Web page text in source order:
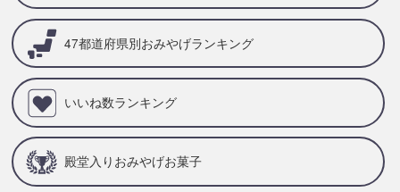
47都道府県別おみやげランキング
いいね数ランキング
殿堂入りおみやげお菓子